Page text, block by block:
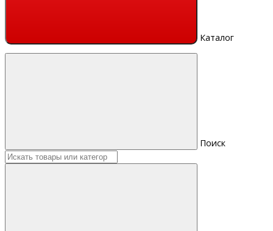
Каталог
Поиск